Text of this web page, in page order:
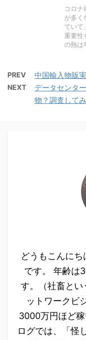
コロナ
が多く
ていて
重要性
の熱は
PREV 中国輸入物販
NEXT
データセンタ
物？調査して
どうもこんに
です。 年齢は
す。（社畜とい
ットワークビ
3000万円ほど
ログでは、「怪